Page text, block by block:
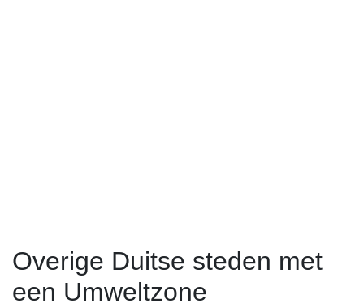
Overige Duitse steden met
een Umweltzone